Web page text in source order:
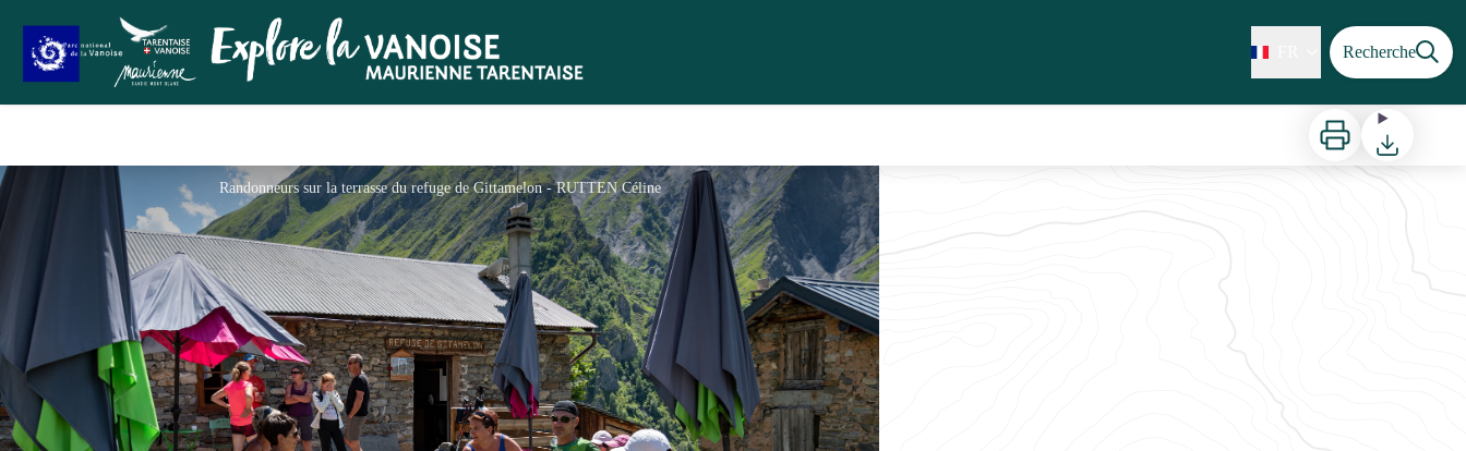
Recherche
Imprimer Télécharger
Randonneurs sur la terrasse du refuge de Gittamelon - RUTTEN Céline